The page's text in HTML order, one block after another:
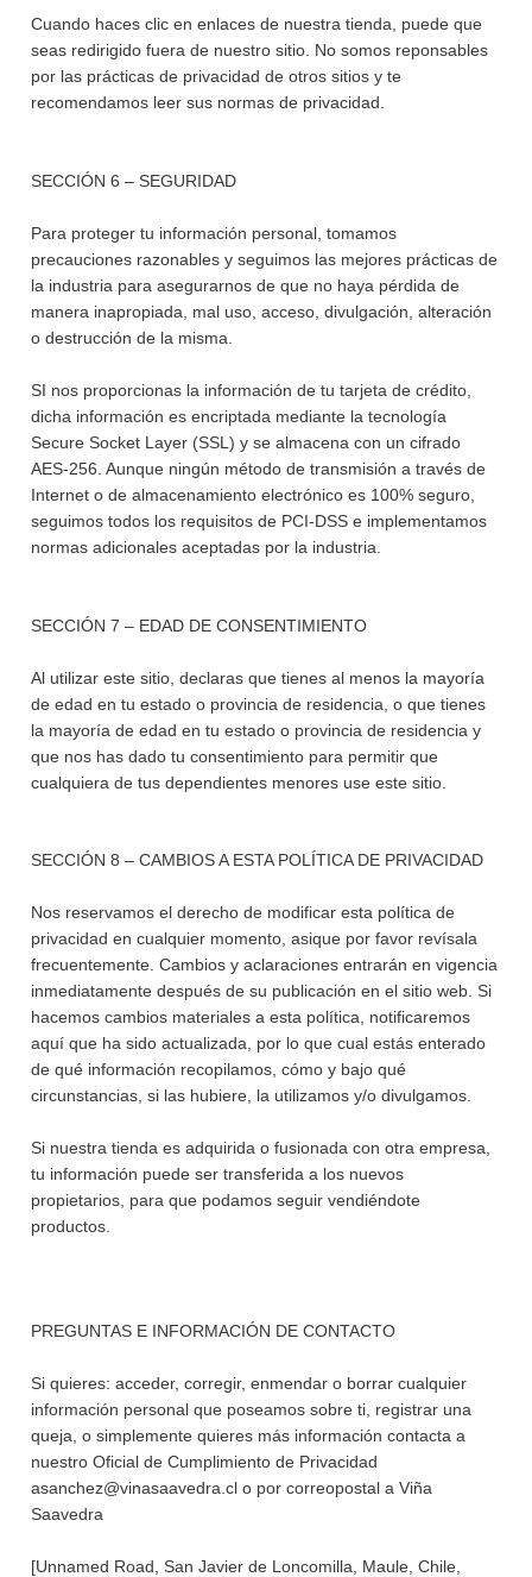
Cuando haces clic en enlaces de nuestra tienda, puede que
seas redirigido fuera de nuestro sitio. No somos reponsables
por las prácticas de privacidad de otros sitios y te
recomendamos leer sus normas de privacidad.
SECCIÓN 6 – SEGURIDAD
Para proteger tu información personal, tomamos
precauciones razonables y seguimos las mejores prácticas de
la industria para asegurarnos de que no haya pérdida de
manera inapropiada, mal uso, acceso, divulgación, alteración
o destrucción de la misma.
SI nos proporcionas la información de tu tarjeta de crédito,
dicha información es encriptada mediante la tecnología
Secure Socket Layer (SSL) y se almacena con un cifrado
AES-256. Aunque ningún método de transmisión a través de
Internet o de almacenamiento electrónico es 100% seguro,
seguimos todos los requisitos de PCI-DSS e implementamos
normas adicionales aceptadas por la industria.
SECCIÓN 7 – EDAD DE CONSENTIMIENTO
Al utilizar este sitio, declaras que tienes al menos la mayoría
de edad en tu estado o provincia de residencia, o que tienes
la mayoría de edad en tu estado o provincia de residencia y
que nos has dado tu consentimiento para permitir que
cualquiera de tus dependientes menores use este sitio.
SECCIÓN 8 – CAMBIOS A ESTA POLÍTICA DE PRIVACIDAD
Nos reservamos el derecho de modificar esta política de
privacidad en cualquier momento, asique por favor revísala
frecuentemente. Cambios y aclaraciones entrarán en vigencia
inmediatamente después de su publicación en el sitio web. Si
hacemos cambios materiales a esta política, notificaremos
aquí que ha sido actualizada, por lo que cual estás enterado
de qué información recopilamos, cómo y bajo qué
circunstancias, si las hubiere, la utilizamos y/o divulgamos.
Si nuestra tienda es adquirida o fusionada con otra empresa,
tu información puede ser transferida a los nuevos
propietarios, para que podamos seguir vendiéndote
productos.
PREGUNTAS E INFORMACIÓN DE CONTACTO
Si quieres: acceder, corregir, enmendar o borrar cualquier
información personal que poseamos sobre ti, registrar una
queja, o simplemente quieres más información contacta a
nuestro Oficial de Cumplimiento de Privacidad
asanchez@vinasaavedra.cl o por correopostal a Viña
Saavedra
[Unnamed Road, San Javier de Loncomilla, Maule, Chile,